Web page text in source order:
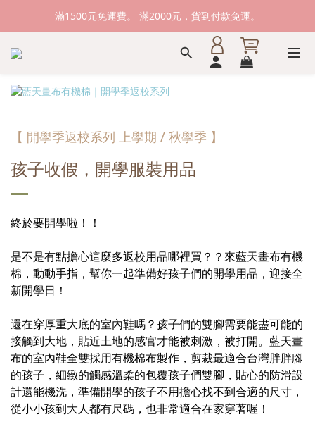
新加入會員送購物金100元，登入會員購物可累積會員點數。
滿1500元免運費。 滿2000元，貨到付款免運。
新加入會員送購物金100元，登入會員購物可累積會員點數。
【 開學季返校系列 上學期 / 秋學季 】
孩子收假，開學服裝用品
終於要開學啦！！
是不是有點擔心這麼多返校用品哪裡買？？來藍天畫布有機
棉，動動手指，幫你一起準備好孩子們的開學用品，迎接全
新開學日！
還在穿厚重大底的室內鞋嗎？孩子們的雙腳需要能盡可能的
接觸到大地，貼近土地的感官才能被刺激，被打開。藍天畫
布的室內鞋全雙採用有機棉布製作，剪裁最適合台灣胖胖腳
的孩子，細緻的觸感溫柔的包覆孩子們雙腳，貼心的防滑設
計還能機洗，準備開學的孩子不用擔心找不到合適的尺寸，
從小小孩到大人都有尺碼，也非常適合在家穿著喔！